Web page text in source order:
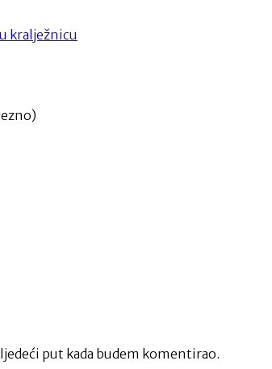
kralježnicu
put kada budem komentirao.